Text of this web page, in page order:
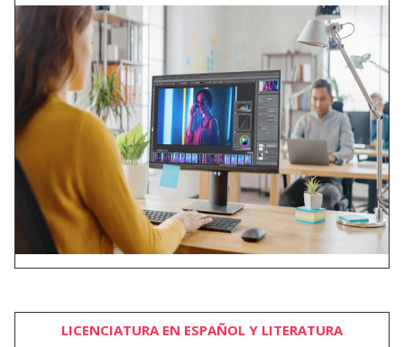
LICENCIATURA EN ESPAÑOL Y LITERATURA